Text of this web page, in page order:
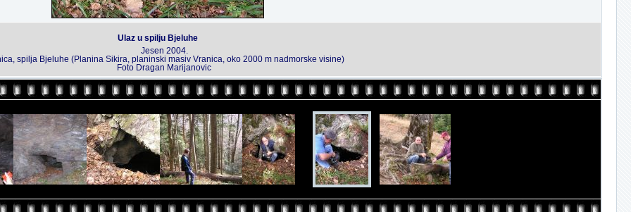
Ulaz u spilju Bjeluhe
Jesen 2004.
spilja Bjeluhe (Planina Sikira, planinski masiv Vranica, oko 2000 m nadmorske visine)
Foto Dragan Marijanovic